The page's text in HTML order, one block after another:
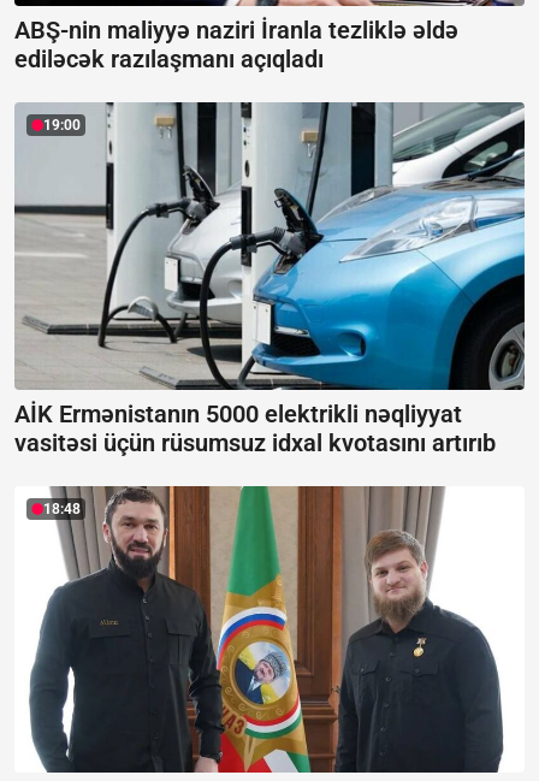
ABŞ-nin maliyyə naziri İranla tezliklə əldə
ediləcək razılaşmanı açıqladı
19:00
AİK Ermənistanın 5000 elektrikli nəqliyyat
vasitəsi üçün rüsumsuz idxal kvotasını artırıb
18:48